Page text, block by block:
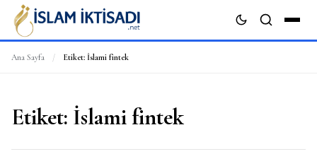
Ana Sayfa / Etiket: İslami fintek
Etiket: İslami fintek